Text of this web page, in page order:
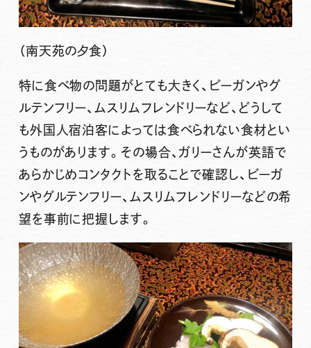
（南天苑の夕食）
特に食べ物の問題がとても大きく、ビーガンやグ
ルテンフリー、ムスリムフレンドリーなど、どうして
も外国人宿泊客によっては食べられない食材とい
うものがあります。その場合、ガリーさんが英語で
あらかじめコンタクトを取ることで確認し、ビーガ
ンやグルテンフリー、ムスリムフレンドリーなどの希
望を事前に把握します。